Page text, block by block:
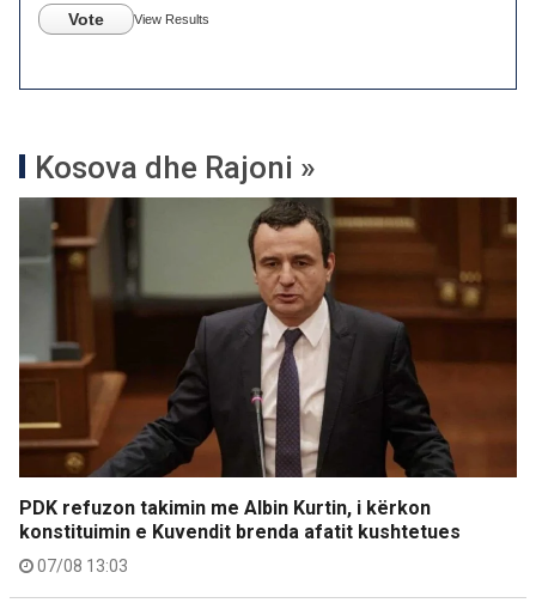
Vote View Results
Kosova dhe Rajoni »
PDK refuzon takimin me Albin Kurtin, i kërkon
konstituimin e Kuvendit brenda afatit kushtetues
07/08 13:03